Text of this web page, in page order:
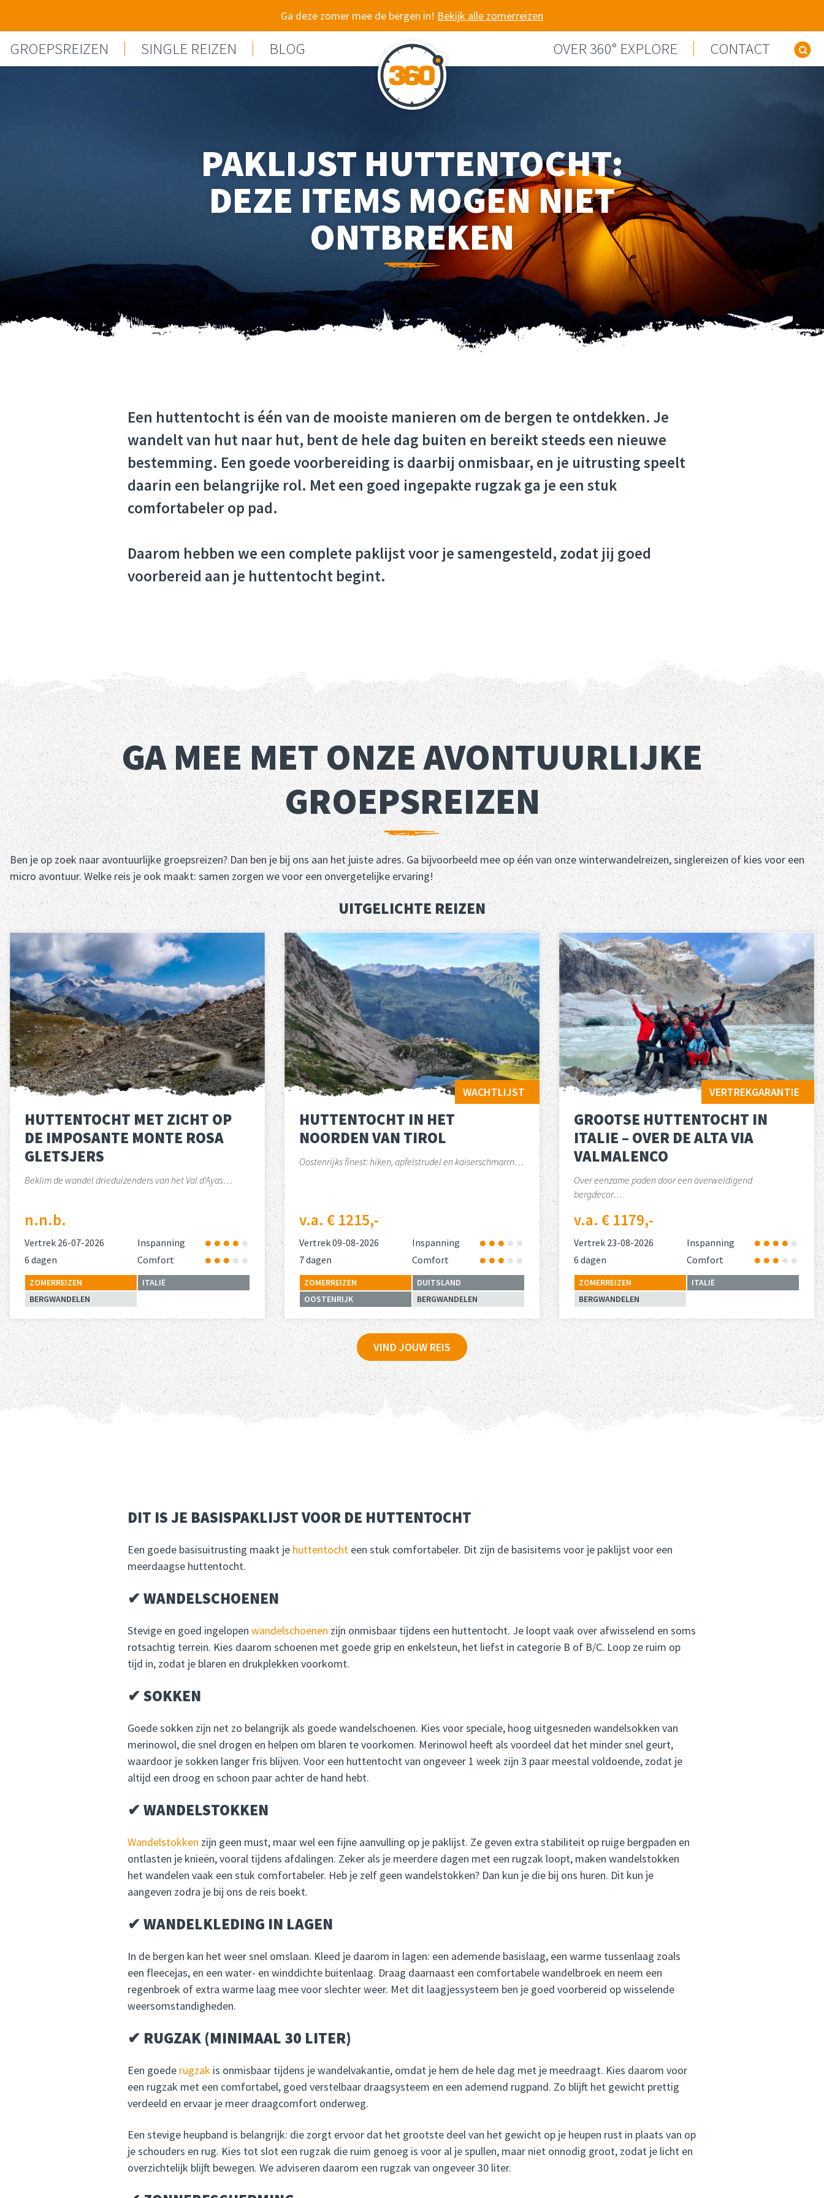
Ga deze zomer mee de bergen in! Bekijk alle zomerreizen
GROEPSREIZEN SINGLE REIZEN BLOG OVER 360° EXPLORE CONTACT
PAKLIJST HUTTENTOCHT:
DEZE ITEMS MOGEN NIET
ONTBREKEN
PAKLIJST HUTTENTOCHT: DEZE ITEMS
Een huttentocht is één van de mooiste manieren om de bergen te ontdekken. Je
wandelt van hut naar hut, bent de hele dag buiten en bereikt steeds een nieuwe
bestemming. Een goede voorbereiding is daarbij onmisbaar, en je uitrusting speelt
daarin een belangrijke rol. Met een goed ingepakte rugzak ga je een stuk
comfortabeler op pad.
Daarom hebben we een complete paklijst voor je samengesteld, zodat jij goed
voorbereid aan je huttentocht begint.
GA MEE MET ONZE AVONTUURLIJKE
GROEPSREIZEN
Ben je op zoek naar avontuurlijke groepsreizen? Dan ben je bij ons aan het juiste adres. Ga bijvoorbeeld mee op één van onze winterwandelreizen, singlereizen of kies voor een
micro avontuur. Welke reis je ook maakt: samen zorgen we voor een onvergetelijke ervaring!
UITGELICHTE REIZEN
HUTTENTOCHT MET ZICHT OP
DE IMPOSANTE MONTE ROSA
GLETSJERS
Beklim de wandel drieduizenders van het Val d'Ayas…
n.n.b.
Vertrek 26-07-2026
Inspanning
6 dagen
Comfort
ZOMERREIZEN
ITALIË
BERGWANDELEN
over huttentocht met zicht op de imposante monte rosa gletsjers
HUTTENTOCHT IN HET
NOORDEN VAN TIROL
WACHTLIJST
Oostenrijks finest: hiken, apfelstrudel en kaiserschmarrn…
v.a. € 1215,-
Vertrek 09-08-2026
Inspanning
7 dagen
Comfort
ZOMERREIZEN
DUITSLAND
OOSTENRIJK
BERGWANDELEN
over huttentocht in het noorden van tirol
GROOTSE HUTTENTOCHT IN
ITALIE – OVER DE ALTA VIA
VALMALENCO
VERTREKGARANTIE
Over eenzame paden door een overweldigend
bergdecor…
v.a. € 1179,-
Vertrek 23-08-2026
Inspanning
6 dagen
Comfort
ZOMERREIZEN
ITALIË
BERGWANDELEN
over
VIND JOUW REIS
DIT IS JE BASISPAKLIJST VOOR DE HUTTENTOCHT
Een goede basisuitrusting maakt je huttentocht een stuk comfortabeler. Dit zijn de basisitems voor je paklijst voor een
meerdaagse huttentocht.
✔ WANDELSCHOENEN
Stevige en goed ingelopen wandelschoenen zijn onmisbaar tijdens een huttentocht. Je loopt vaak over afwisselend en soms
rotsachtig terrein. Kies daarom schoenen met goede grip en enkelsteun, het liefst in categorie B of B/C. Loop ze ruim op
tijd in, zodat je blaren en drukplekken voorkomt.
✔ SOKKEN
Goede sokken zijn net zo belangrijk als goede wandelschoenen. Kies voor speciale, hoog uitgesneden wandelsokken van
merinowol, die snel drogen en helpen om blaren te voorkomen. Merinowol heeft als voordeel dat het minder snel geurt,
waardoor je sokken langer fris blijven. Voor een huttentocht van ongeveer 1 week zijn 3 paar meestal voldoende, zodat je
altijd een droog en schoon paar achter de hand hebt.
✔ WANDELSTOKKEN
Wandelstokken zijn geen must, maar wel een fijne aanvulling op je paklijst. Ze geven extra stabiliteit op ruige bergpaden en
ontlasten je knieën, vooral tijdens afdalingen. Zeker als je meerdere dagen met een rugzak loopt, maken wandelstokken
het wandelen vaak een stuk comfortabeler. Heb je zelf geen wandelstokken? Dan kun je die bij ons huren. Dit kun je
aangeven zodra je bij ons de reis boekt.
✔ WANDELKLEDING IN LAGEN
In de bergen kan het weer snel omslaan. Kleed je daarom in lagen: een ademende basislaag, een warme tussenlaag zoals
een fleecejas, en een water- en winddichte buitenlaag. Draag daarnaast een comfortabele wandelbroek en neem een
regenbroek of extra warme laag mee voor slechter weer. Met dit laagjessysteem ben je goed voorbereid op wisselende
weersomstandigheden.
✔ RUGZAK (MINIMAAL 30 LITER)
Een goede rugzak is onmisbaar tijdens je wandelvakantie, omdat je hem de hele dag met je meedraagt. Kies daarom voor
een rugzak met een comfortabel, goed verstelbaar draagsysteem en een ademend rugpand. Zo blijft het gewicht prettig
verdeeld en ervaar je meer draagcomfort onderweg.
Een stevige heupband is belangrijk: die zorgt ervoor dat het grootste deel van het gewicht op je heupen rust in plaats van op
je schouders en rug. Kies tot slot een rugzak die ruim genoeg is voor al je spullen, maar niet onnodig groot, zodat je licht en
overzichtelijk blijft bewegen. We adviseren daarom een rugzak van ongeveer 30 liter.